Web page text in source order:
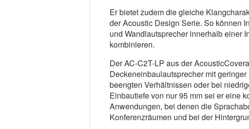
Er bietet zudem die gleiche
der Acoustic Design Serie. So können
und Wandlautsprecher innerhalb einer
kombinieren.
Der AC-C2T-LP aus der
Deckeneinbaulautsprecher mit
beengten Verhältnissen oder bei
Einbautiefe von nur 95 mm sei er eine
Anwendungen, bei denen die
Konferenzräumen und bei der